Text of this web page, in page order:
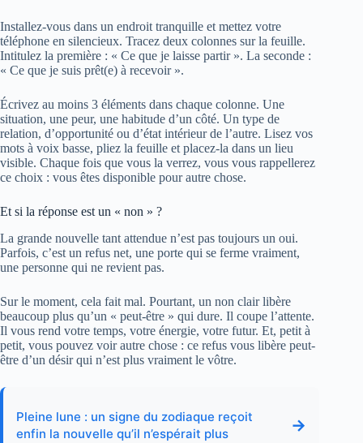
Installez-vous dans un endroit tranquille et mettez votre
téléphone en silencieux. Tracez deux colonnes sur la feuille.
Intitulez la première : « Ce que je laisse partir ». La seconde :
« Ce que je suis prêt(e) à recevoir ».
Écrivez au moins 3 éléments dans chaque colonne. Une
situation, une peur, une habitude d’un côté. Un type de
relation, d’opportunité ou d’état intérieur de l’autre. Lisez vos
mots à voix basse, pliez la feuille et placez-la dans un lieu
visible. Chaque fois que vous la verrez, vous vous rappellerez
ce choix : vous êtes disponible pour autre chose.
Et si la réponse est un « non » ?
La grande nouvelle tant attendue n’est pas toujours un oui.
Parfois, c’est un refus net, une porte qui se ferme vraiment,
une personne qui ne revient pas.
Sur le moment, cela fait mal. Pourtant, un non clair libère
beaucoup plus qu’un « peut-être » qui dure. Il coupe l’attente.
Il vous rend votre temps, votre énergie, votre futur. Et, petit à
petit, vous pouvez voir autre chose : ce refus vous libère peut-
être d’un désir qui n’est plus vraiment le vôtre.
Pleine lune : un signe du zodiaque reçoit
enfin la nouvelle qu’il n’espérait plus
→